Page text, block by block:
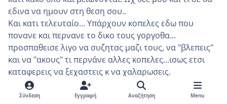
εδινα να ημουν στη θεση σου..
Και κατι τελευταίο... Υπάρχουν κοπελες εδω που
πονανε και περνανε το δικο τους γοργοθα...
προσπαθεισε λιγο να συζητας μαζι τους, να "βλεπεις"
και να "ακους" τι περνάνε αλλες κοπελες...ισως ετσι
καταφερεις να ξεχαστεις κ να χαλαρωσεις.
Καλη συνεχεια και καλη εγκυμοσύνη να εχεις!!
Σύνδεση Εγγραφή Αναζήτηση Menu